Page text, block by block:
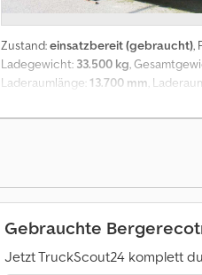
Zustand:einsatzbereit (gebraucht),
Ladegewicht: 33.500 kg,
Laderaumlänge:13.700 mm,
Mega-Volumen, leichter Rahmen,
Plane mit hydraulisch
(Edschaverdeck), befahrbarer
Gebrauchte
Jetzt TruckScout24 komplett